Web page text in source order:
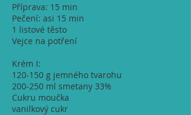
Příprava: 15 min
Pečení: asi 15 min
1 listové těsto
Vejce na potření
Krém I:
120-150 g jemného tvarohu
200-250 ml smetany 33%
Cukru moučka
vanilkový cukr